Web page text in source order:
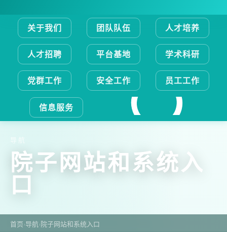
关于我们 团队队伍 人才培养
人才招聘 平台基地 学术科研
党群工作 安全工作 员工工作
信息服务
导航
院子网站和系统入
口
首页›导航›院子网站和系统入口